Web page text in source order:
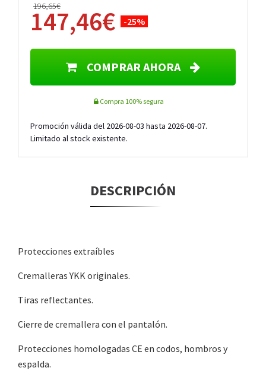
196,65€
147,46€ -25%
COMPRAR AHORA
Compra 100% segura
Promoción válida del 2026-08-03 hasta 2026-08-07.
Limitado al stock existente.
DESCRIPCIÓN
Protecciones extraíbles
Cremalleras YKK originales.
Tiras reflectantes.
Cierre de cremallera con el pantalón.
Protecciones homologadas CE en codos, hombros y
espalda.